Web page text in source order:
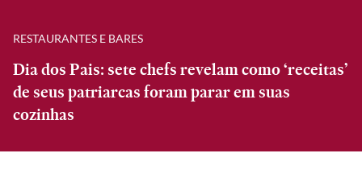
RESTAURANTES E BARES
Dia dos Pais: sete chefs revelam como ‘receitas’
de seus patriarcas foram parar em suas
cozinhas